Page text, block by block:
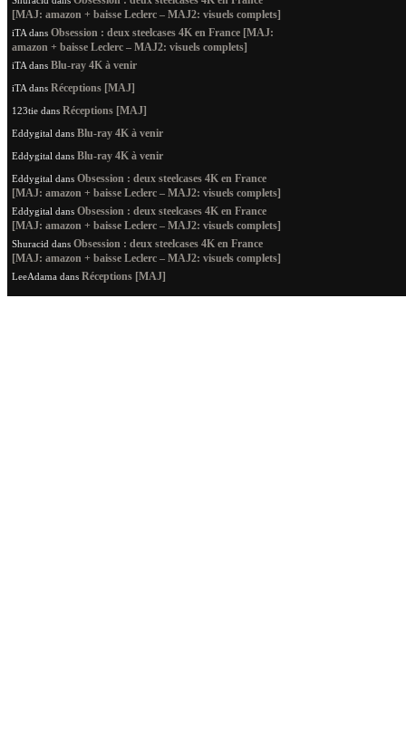
[MAJ: amazon + baisse Leclerc – MAJ2: visuels complets]
iTA dans Obsession : deux steelcases 4K en France [MAJ:
amazon + baisse Leclerc – MAJ2: visuels complets]
iTA dans Blu-ray 4K à venir
iTA dans Réceptions [MAJ]
123tie dans Réceptions [MAJ]
Eddygital dans Blu-ray 4K à venir
Eddygital dans Blu-ray 4K à venir
Eddygital dans Obsession : deux steelcases 4K en France
[MAJ: amazon + baisse Leclerc – MAJ2: visuels complets]
Eddygital dans Obsession : deux steelcases 4K en France
[MAJ: amazon + baisse Leclerc – MAJ2: visuels complets]
Shuracid dans Obsession : deux steelcases 4K en France
[MAJ: amazon + baisse Leclerc – MAJ2: visuels complets]
LeeAdama dans Réceptions [MAJ]